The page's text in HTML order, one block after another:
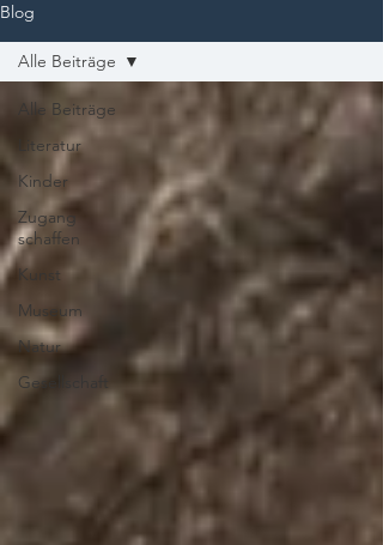
Blog
Alle Beiträge
Literatur
Kinder
Zugang
schaffen
Kunst
Museum
Natur
Gesellschaft
Alle Beiträge